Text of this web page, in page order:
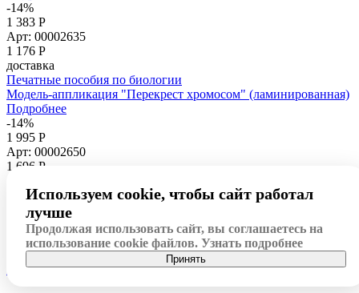
Главная
-14%
1 383 Р
Арт: 00002635
1 176 Р
доставка
Печатные пособия по биологии
Модель-аппликация "Перекрест хромосом" (ламинированная)
Подробнее
-14%
1 995 Р
Арт: 00002650
1 696 Р
Печатные пособия по биологии
Модель-аппликация "Строение и разнообразие простейших"
(ламинированная)
Подробнее
-15%
2 153 Р
Используем cookie, чтобы сайт работал
лучше
Продолжая использовать сайт, вы соглашаетесь на
использование cookie файлов. Узнать подробнее
Принять